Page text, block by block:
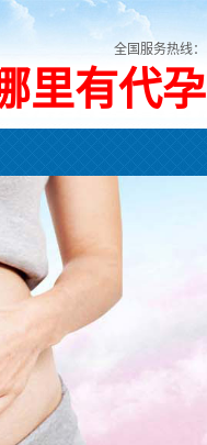
全国服务热线：
里有代孕